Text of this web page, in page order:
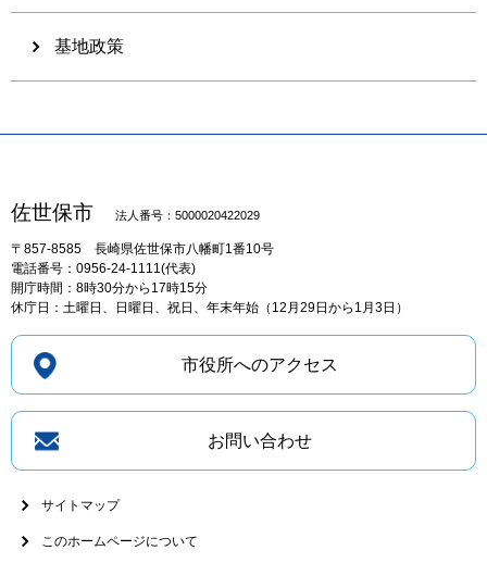
基地政策
佐世保市 法人番号：5000020422029
〒857-8585 長崎県佐世保市八幡町1番10号
電話番号：0956-24-1111(代表)
開庁時間：8時30分から17時15分
休庁日：土曜日、日曜日、祝日、年末年始（12月29日から1月3日）
市役所へのアクセス
お問い合わせ
サイトマップ
このホームページについて